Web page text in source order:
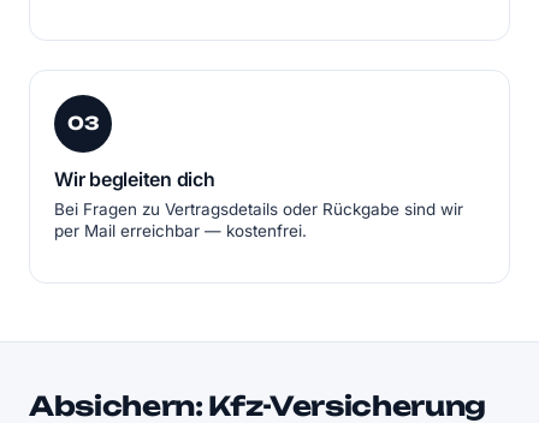
03
Wir begleiten dich
Bei Fragen zu Vertragsdetails oder Rückgabe sind wir
per Mail erreichbar — kostenfrei.
Absichern: Kfz-Versicherung